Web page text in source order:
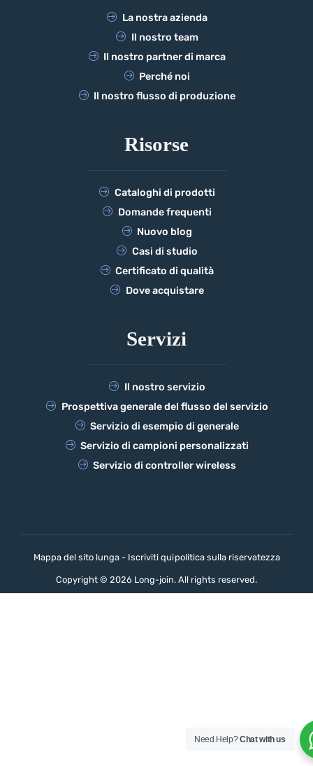
La nostra azienda
Il nostro team
Il nostro partner di marca
Perché noi
Il nostro flusso di produzione
Risorse
Cataloghi di prodotti
Domande frequenti
Nuovo blog
Casi di studio
Certificato di qualità
Dove acquistare
Servizi
Il nostro servizio
Prospettiva generale del flusso del servizio
Servizio di esempio di generale
Servizio di campioni personalizzati
Servizio di controller wireless
Mappa del sito lunga - Iscriviti quipolitica sulla riservatezza
Copyright © 2026 Long-join. All rights reserved.
Need Help?Chat with us